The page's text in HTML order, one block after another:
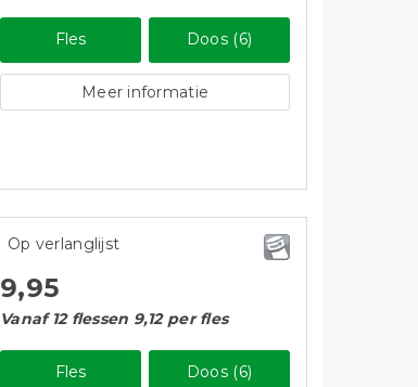
Fles Doos (6)
Meer informatie
Op verlanglijst
9,95
Vanaf 12 flessen 9,12 per fles
Fles Doos (6)